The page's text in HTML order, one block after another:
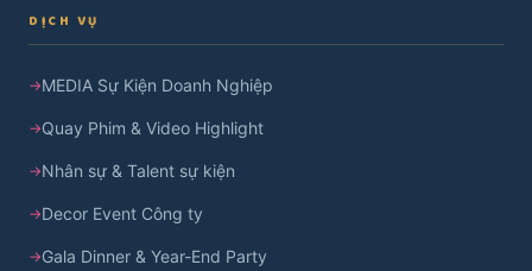
DỊCH VỤ
MEDIA Sự Kiện Doanh Nghiệp
Quay Phim & Video Highlight
Nhân sự & Talent sự kiện
Decor Event Công ty
Gala Dinner & Year-End Party